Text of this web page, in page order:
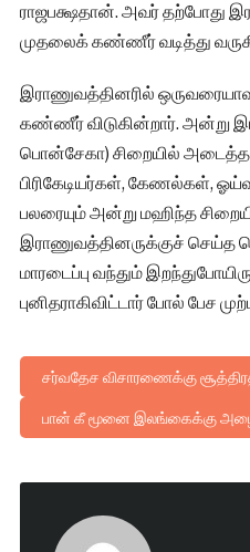
ராஜபக்ஷதான். அவர் தற்போது
முதலைக் கண்ணீர் வடித்து
இராணுவத்தினரில்
கண்ணீர் விடுகின்றார். அன்று
பொன்சேகா) சிறையில்
பிரிகேடியர்கள், கேணல்கள்,
பலரையும் அன்று மஹிந்த
இராணுவத்தினருக்குச் செய்த
மாரடைப்பு வந்தும்
புனிதராகிவிட்டார் போல் பேச
சர்வதேச விசாரணைக்கு
பான் கீ மூனை இலங்கைக்கு